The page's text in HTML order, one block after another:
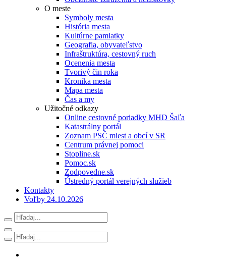
O meste
Symboly mesta
História mesta
Kultúrne pamiatky
Geografia, obyvateľstvo
Infraštruktúra, cestovný ruch
Ocenenia mesta
Tvorivý čin roka
Kronika mesta
Mapa mesta
Čas a my
Užitočné odkazy
Online cestovné poriadky MHD Šaľa
Katastrálny portál
Zoznam PSČ miest a obcí v SR
Centrum právnej pomoci
Stopline.sk
Pomoc.sk
Zodpovedne.sk
Ústredný portál verejných služieb
Kontakty
Voľby 24.10.2026